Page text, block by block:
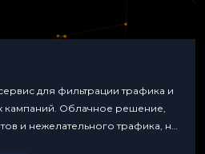
для фильтрации трафика и
кампаний. Облачное решение,
и нежелательного трафика, не